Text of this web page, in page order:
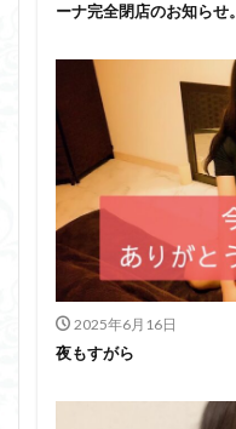
ーナ完全閉店のお知らせ。
2025年6月16日
夜もすがら